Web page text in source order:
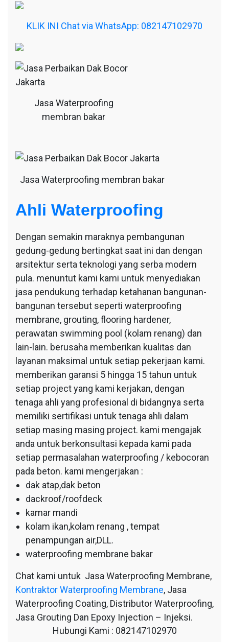
KLIK INI Chat via WhatsApp: 082147102970
Jasa Waterproofing
membran bakar
Jasa Waterproofing membran bakar
Ahli Waterproofing
Dengan semakin maraknya pembangunan
gedung-gedung bertingkat saat ini dan dengan
arsitektur serta teknologi yang serba modern
pula. menuntut kami kami untuk menyediakan
jasa pendukung terhadap ketahanan bangunan-
bangunan tersebut seperti waterproofing
membrane, grouting, flooring hardener,
perawatan swimming pool (kolam renang) dan
lain-lain. berusaha memberikan kualitas dan
layanan maksimal untuk setiap pekerjaan kami.
memberikan garansi 5 hingga 15 tahun untuk
setiap project yang kami kerjakan, dengan
tenaga ahli yang profesional di bidangnya serta
memiliki sertifikasi untuk tenaga ahli dalam
setiap masing masing project. kami mengajak
anda untuk berkonsultasi kepada kami pada
setiap permasalahan waterproofing / kebocoran
pada beton. kami mengerjakan :
dak atap,dak beton
dackroof/roofdeck
kamar mandi
kolam ikan,kolam renang , tempat
penampungan air,DLL.
waterproofing membrane bakar
Chat kami untuk Jasa Waterproofing Membrane,
Kontraktor Waterproofing Membrane, Jasa
Waterproofing Coating, Distributor Waterproofing,
Jasa Grouting Dan Epoxy Injection – Injeksi.
Hubungi Kami : 082147102970